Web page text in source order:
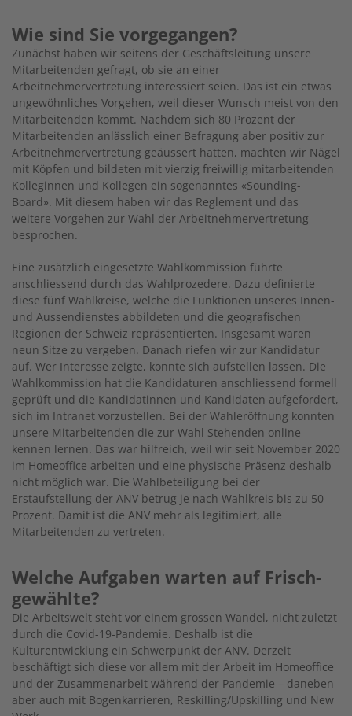
Wie sind Sie vorgegangen?
Zunächst haben wir seitens der Geschäfts­leitung unsere
Mitarbeitenden gefragt, ob sie an einer
Arbeitnehmervertretung interessiert seien. Das ist ein etwas
ungewöhnliches Vorgehen, weil dieser Wunsch meist von den
Mitarbeitenden kommt. Nachdem sich 80 Prozent der
Mitarbeitenden anlässlich einer Befragung aber positiv zur
Arbeitnehmervertretung geäussert hatten, machten wir Nägel
mit Köpfen und bildeten mit vierzig freiwillig mitarbeitenden
Kolleginnen und Kollegen ein sogenanntes «Sounding-
Board». Mit diesem haben wir das Reglement und das
weitere Vorgehen zur Wahl der Arbeitnehmervertretung
besprochen.
Eine zusätzlich eingesetzte Wahlkommission führte
anschliessend durch das Wahlprozedere. Dazu definierte
diese fünf Wahlkreise, welche die Funktionen unseres Innen-
und Aussendienstes abbildeten und die geografischen
Regionen der Schweiz repräsentierten. Insgesamt waren
neun Sitze zu vergeben. Danach riefen wir zur Kandidatur
auf. Wer Interesse zeigte, konnte sich aufstellen lassen. Die
Wahlkommission hat die Kandidaturen anschliessend formell
geprüft und die Kandidatinnen und Kandidaten aufgefordert,
sich im Intranet vorzustellen. Bei der Wahleröffnung konnten
unsere Mitarbeitenden die zur Wahl Stehenden online
kennen lernen. Das war hilfreich, weil wir seit November 2020
im Homeoffice arbeiten und eine physische Präsenz deshalb
nicht möglich war. Die Wahlbeteiligung bei der
Erstaufstellung der ANV betrug je nach Wahlkreis bis zu 50
Prozent. Damit ist die ANV mehr als legitimiert, alle
Mitarbeitenden zu vertreten.
Welche Aufgaben warten auf Frisch­
gewählte?
Die Arbeitswelt steht vor einem grossen Wandel, nicht zuletzt
durch die Covid-19-Pandemie. Deshalb ist die
Kulturentwicklung ein Schwerpunkt der ANV. Derzeit
beschäftigt sich diese vor allem mit der Arbeit im Homeoffice
und der Zusammenarbeit während der Pandemie – daneben
aber auch mit Bogenkarrieren, Reskilling/Upskilling und New